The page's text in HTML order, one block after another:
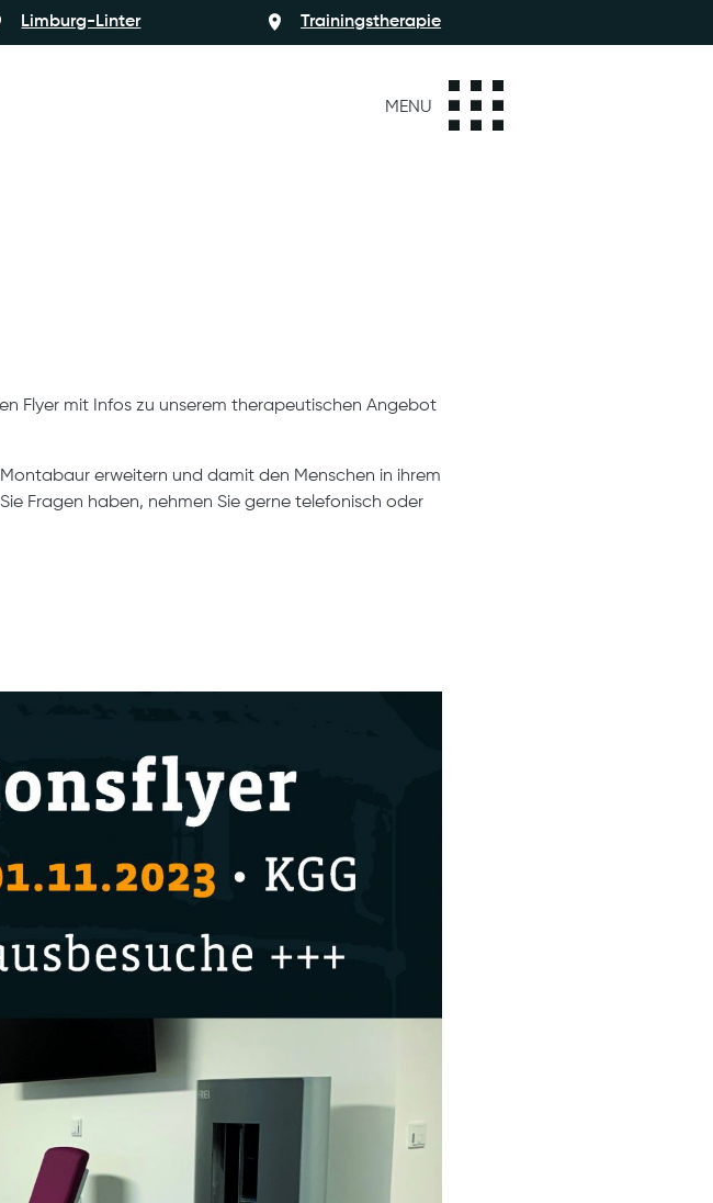
Limburg-Linter Trainingstherapie
MENU
Flyer mit Infos zu unserem therapeutischen Angebot
erweitern und damit den Menschen in ihrem
Fragen haben, nehmen Sie gerne telefonisch oder